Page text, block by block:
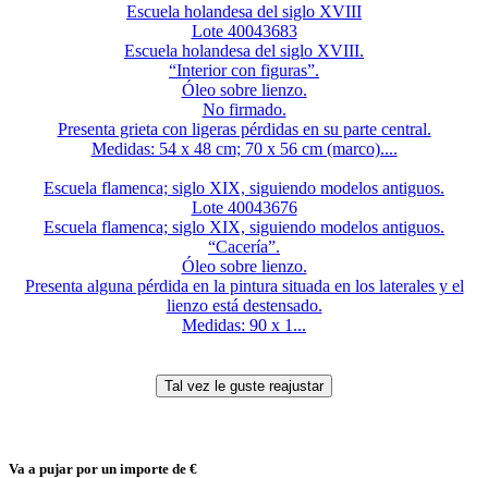
Escuela holandesa del siglo XVIII
Lote 40043683
Escuela holandesa del siglo XVIII.
“Interior con figuras”.
Óleo sobre lienzo.
No firmado.
Presenta grieta con ligeras pérdidas en su parte central.
Medidas: 54 x 48 cm; 70 x 56 cm (marco)....
Escuela flamenca; siglo XIX, siguiendo modelos antiguos.
Lote 40043676
Escuela flamenca; siglo XIX, siguiendo modelos antiguos.
“Cacería”.
Óleo sobre lienzo.
Presenta alguna pérdida en la pintura situada en los laterales y el
lienzo está destensado.
Medidas: 90 x 1...
Va a pujar por un importe de €